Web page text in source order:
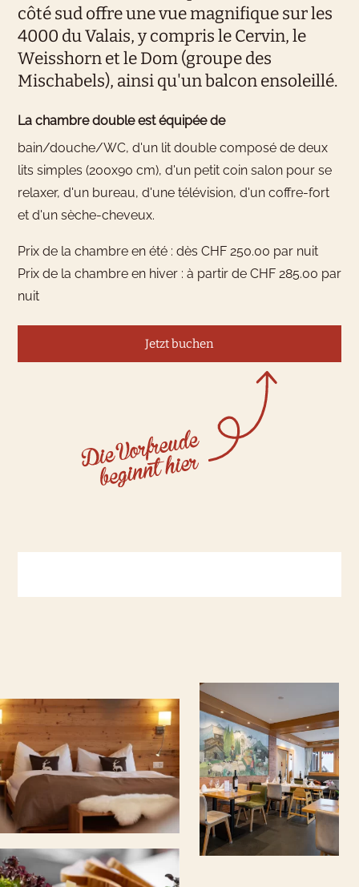
côté sud offre une vue magnifique sur les
4000 du Valais, y compris le Cervin, le
Weisshorn et le Dom (groupe des
Mischabels), ainsi qu'un balcon ensoleillé.
La chambre double est équipée de
bain/douche/WC, d'un lit double composé de deux
lits simples (200x90 cm), d'un petit coin salon pour se
relaxer, d'un bureau, d'une télévision, d'un coffre-fort
et d'un sèche-cheveux.
Prix de la chambre en été : dès CHF 250.00 par nuit
Prix de la chambre en hiver : à partir de CHF 285.00 par
nuit
Jetzt buchen
Nous proposons des chambres
d'hôtel pouvant accueillir de 1 à 4
personnes.
chambre d'hôtel